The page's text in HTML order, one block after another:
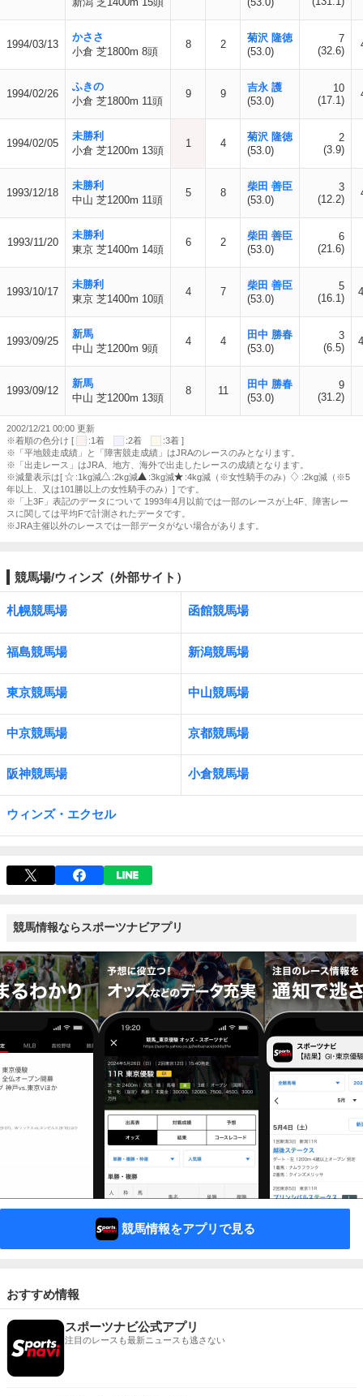
1994/03/13
かささ
小倉 芝1800m 8頭
8 2
菊沢 隆徳
(53.0)
7
(32.6)
1994/02/26
ふきの
小倉 芝1800m 11頭
9 9
吉永 護
(53.0)
10
(17.1)
1994/02/05
未勝利
小倉 芝1200m 13頭
1 4
菊沢 隆徳
(53.0)
2
(3.9)
1993/12/18
未勝利
中山 芝1200m 11頭
5 8
柴田 善臣
(53.0)
3
(12.2)
1993/11/20
未勝利
東京 芝1400m 14頭
6 2
柴田 善臣
(53.0)
6
(21.6)
1993/10/17
未勝利
東京 芝1400m 10頭
4 7
柴田 善臣
(53.0)
5
(16.1)
1993/09/25
新馬
中山 芝1200m 9頭
4 4
田中 勝春
(53.0)
3
(6.5)
1993/09/12
新馬
中山 芝1200m 13頭
8 11
田中 勝春
(53.0)
9
(31.2)
2002/12/21 00:00 更新
※着順の色分け [
:1着 :2着
:3着 ]
※「平地競走成績」と「障害競走成績」はJRAのレースのみとなります。
※「出走レース」はJRA、地方、海外で出走したレースの成績となります。
※減量表示は[
:1kg減 :2kg減 :3kg減 :4kg減（※女性騎手のみ）
:2kg減（※5
年以上、又は101勝以上の女性騎手のみ）] です。
※「上3F」表記のデータについて 1993年4月以前では一部のレースが上4F、障害レー
スに関しては平均Fで計測されたデータです。
※JRA主催以外のレースでは一部データがない場合があります。
競馬場/ウィンズ（外部サイト）
札幌競馬場 函館競馬場
福島競馬場 新潟競馬場
東京競馬場 中山競馬場
中京競馬場 京都競馬場
阪神競馬場 小倉競馬場
ウィンズ・エクセル
競馬情報ならスポーツナビアプリ
競馬情報をアプリで見る
おすすめ情報
スポーツナビ公式アプリ
注目のレースも最新ニュースも逃さない